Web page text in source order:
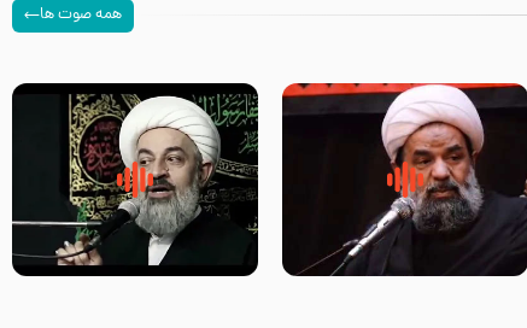
همه صوت ها
سلام جوانی که امام حسین علیه
السلام خودش جوابش را دادند
زیارتی که اسباب رزق زیاد و عمر
طولانی است حجت السلام حسین